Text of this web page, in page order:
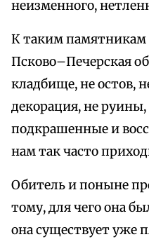
неизменного,
К таким
Псково–Печерская
кладбище, не остов,
декорация, не
подкрашенные и
нам так часто
Обитель и поныне
тому, для чего она
она существует уже